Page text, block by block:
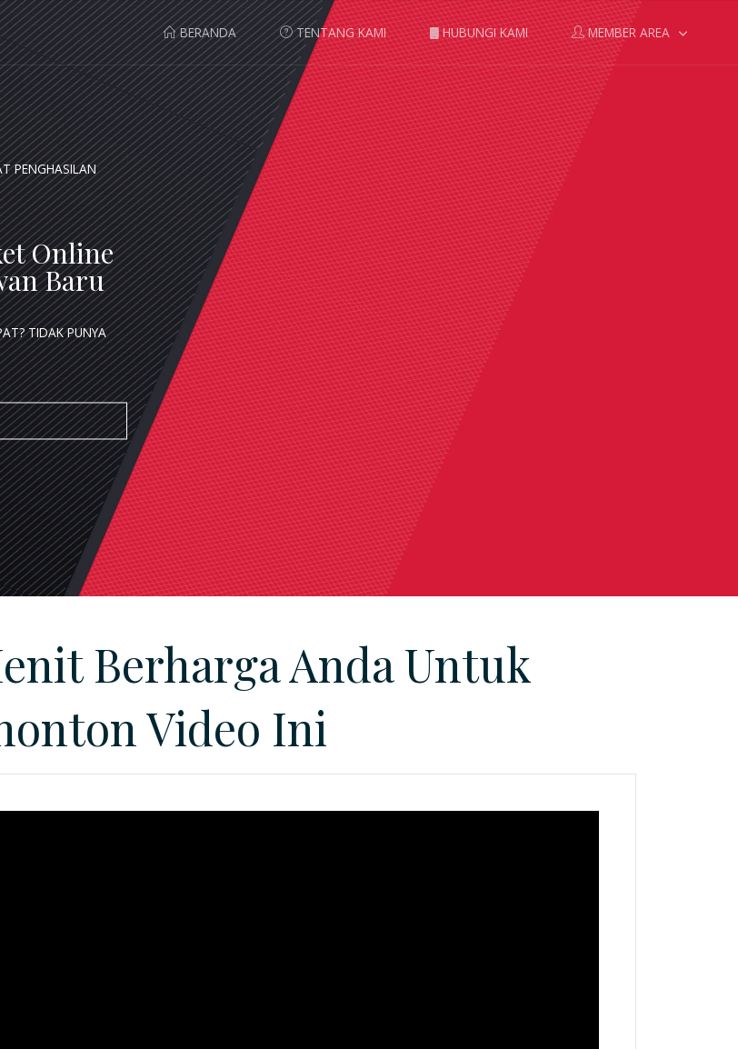
BERANDA TENTANG KAMI HUBUNGI KAMI MEMBER AREA
PENGHASILAN
Online
Baru
TIDAK PUNYA
Berharga Anda Untuk
Video Ini